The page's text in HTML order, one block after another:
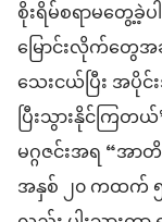
စိုးရိမ်စရာမတွေ့ခဲ့
မြောင်းလိုက်တွေ
သေးငယ်ပြီး အပို
ပြီးသွားနိုင်ကြ
မဂ္ဂဇင်းအရ “အ
အနှစ် ၂၀ ကထက် ၅